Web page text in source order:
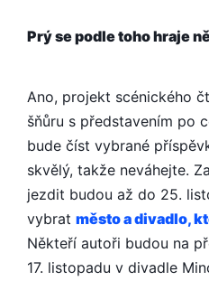
Prý se podle toho hraje
Ano, projekt scénického
šňůru s představením po
bude číst vybrané
skvělý, takže neváhejte.
jezdit budou až do 25.
vybrat město a divadlo,
Někteří autoři budou na
17. listopadu v divadle